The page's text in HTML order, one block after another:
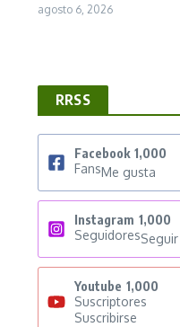
agosto 6, 2026
RRSS
Facebook 1,000
FansMe gusta
Instagram 1,000
SeguidoresSeguir
Youtube 1,000
Suscriptores
Suscribirse